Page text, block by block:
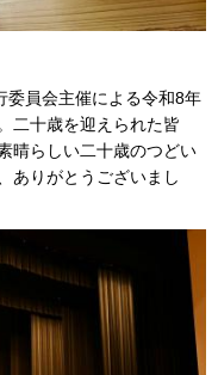
委員会主催による令和8年
二十歳を迎えられた皆
晴らしい二十歳のつどい
ありがとうございまし